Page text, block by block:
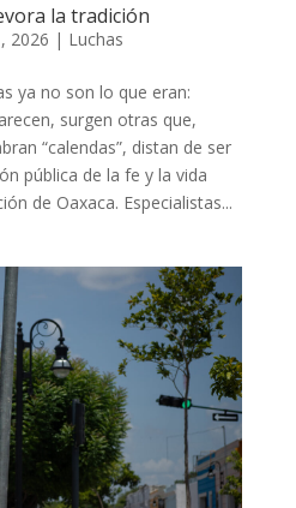
la tradición
2026 | Luchas
ya no son lo que eran:
surgen otras que,
“calendas”, distan de ser
pública de la fe y la vida
de Oaxaca. Especialistas...